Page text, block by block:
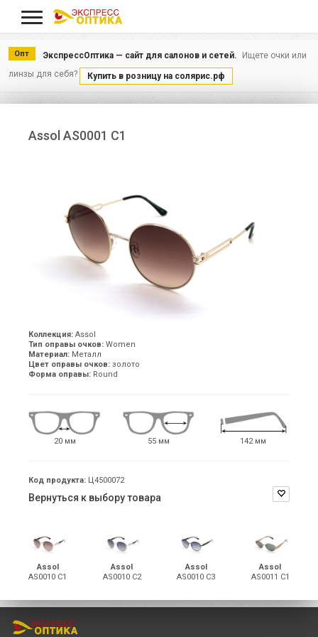
Опт ЭкспрессОптика — сайт для салонов и сетей.
Ищете очки или
линзы для себя?
Купить в розницу на солярис.рф
Assol AS0001 C1
Коллекция: Assol
Тип оправы очков: Women
Материал: Металл
Цвет оправы очков: золото
Форма оправы: Round
20 мм 55 мм 142 мм
Код продукта: Ц4500072
Вернуться к выбору товара
Assol
AS0010 С1
Assol
AS0010 С2
Assol
AS0010 С3
Assol
AS0011 С1